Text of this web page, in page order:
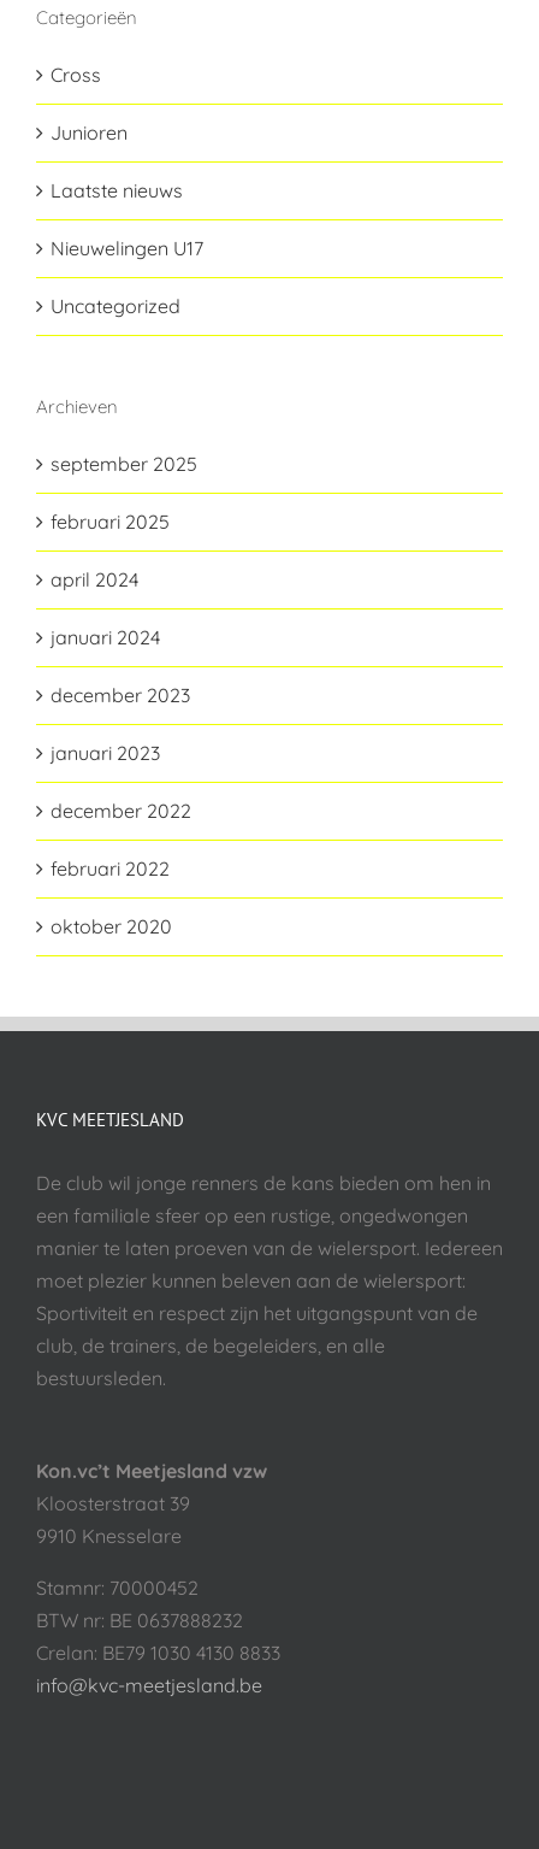
Categorieën
Cross
Junioren
Laatste nieuws
Nieuwelingen U17
Uncategorized
Archieven
september 2025
februari 2025
april 2024
januari 2024
december 2023
januari 2023
december 2022
februari 2022
oktober 2020
KVC MEETJESLAND
De club wil jonge renners de kans bieden om hen in
een familiale sfeer op een rustige, ongedwongen
manier te laten proeven van de wielersport. Iedereen
moet plezier kunnen beleven aan de wielersport:
Sportiviteit en respect zijn het uitgangspunt van de
club, de trainers, de begeleiders, en alle
bestuursleden.
Kon.vc’t Meetjesland vzw
Kloosterstraat 39
9910 Knesselare
Stamnr: 70000452
BTW nr: BE 0637888232
Crelan: BE79 1030 4130 8833
info@kvc-meetjesland.be